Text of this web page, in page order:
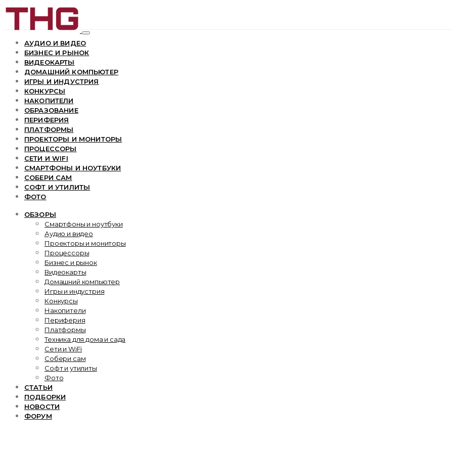
АУДИО И ВИДЕО
БИЗНЕС И РЫНОК
ВИДЕОКАРТЫ
ДОМАШНИЙ КОМПЬЮТЕР
ИГРЫ И ИНДУСТРИЯ
КОНКУРСЫ
НАКОПИТЕЛИ
ОБРАЗОВАНИЕ
ПЕРИФЕРИЯ
ПЛАТФОРМЫ
ПРОЕКТОРЫ И МОНИТОРЫ
ПРОЦЕССОРЫ
СЕТИ И WIFI
СМАРТФОНЫ И НОУТБУКИ
СОБЕРИ САМ
СОФТ И УТИЛИТЫ
ФОТО
ОБЗОРЫ
Смартфоны и ноутбуки
Аудио и видео
Проекторы и мониторы
Процессоры
Бизнес и рынок
Видеокарты
Домашний компьютер
Игры и индустрия
Конкурсы
Накопители
Периферия
Платформы
Техника для дома и сада
Сети и WiFi
Собери сам
Софт и утилиты
Фото
СТАТЬИ
ПОДБОРКИ
НОВОСТИ
ФОРУМ